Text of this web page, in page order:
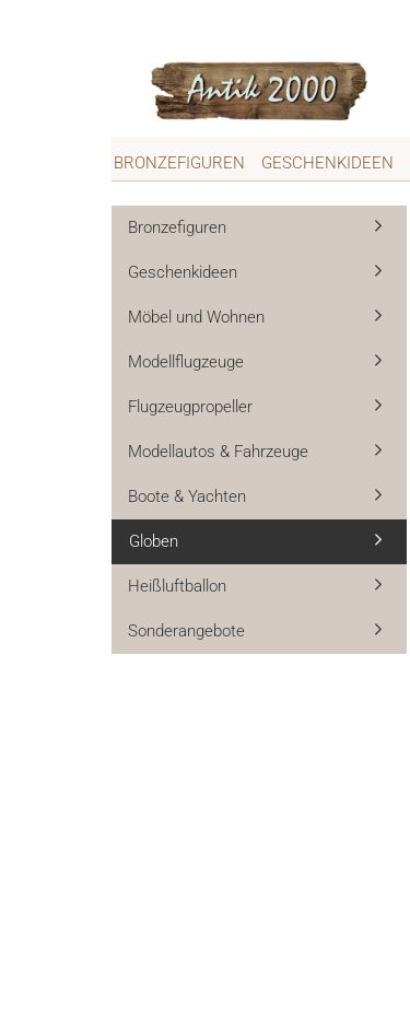
BRONZEFIGUREN GESCHENKIDEEN
Bronzefiguren
Geschenkideen
Möbel und Wohnen
Modellflugzeuge
Flugzeugpropeller
Modellautos & Fahrzeuge
Boote & Yachten
Globen
Heißluftballon
Sonderangebote